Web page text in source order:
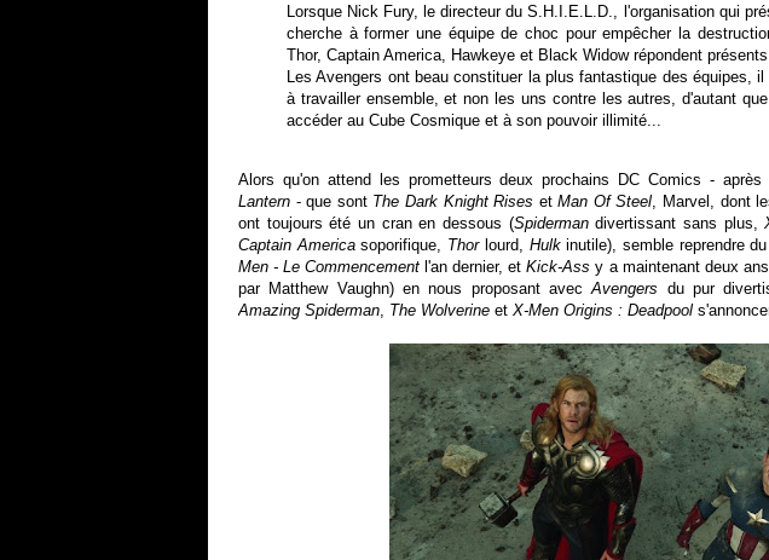
Lorsque Nick Fury, le directeur du S.H.I.E.L.D., l'organisation qui
cherche à former une équipe de choc pour empêcher la
Thor, Captain America, Hawkeye et Black Widow répondent
Les Avengers ont beau constituer la plus fantastique des équipes,
à travailler ensemble, et non les uns contre les autres, d'autant
accéder au Cube Cosmique et à son pouvoir illimité...
Alors qu'on attend les prometteurs deux prochains DC Comics -
Lantern - que sont The Dark Knight Rises etMan Of Steel, Marvel, dont
ont toujours été un cran en dessous (Spidermandivertissant sans plus,
Captain Americasoporifique, Thorlourd, Hulkinutile), semble reprendre
Men - Le Commencement l'an dernier, etKick-Ass y a maintenant deux
par Matthew Vaughn) en nous proposant avecAvengers du pur
Amazing Spiderman, The Wolverine et X-Men Origins : Deadpool